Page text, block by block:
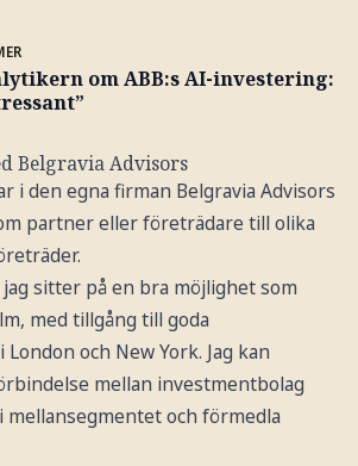
om ABB:s AI-investering:
Belgravia Advisors
i den egna firman Belgravia Advisors
partner eller företrädare till olika
sitter på en bra möjlighet som
med tillgång till goda
och New York. Jag kan
mellan investmentbolag
mellansegmentet och förmedla